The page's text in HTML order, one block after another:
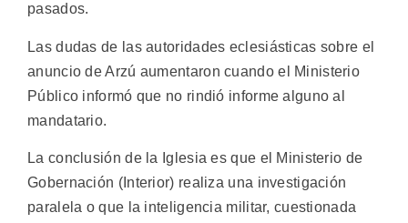
pasados.
Las dudas de las autoridades eclesiásticas sobre el
anuncio de Arzú aumentaron cuando el Ministerio
Público informó que no rindió informe alguno al
mandatario.
La conclusión de la Iglesia es que el Ministerio de
Gobernación (Interior) realiza una investigación
paralela o que la inteligencia militar, cuestionada